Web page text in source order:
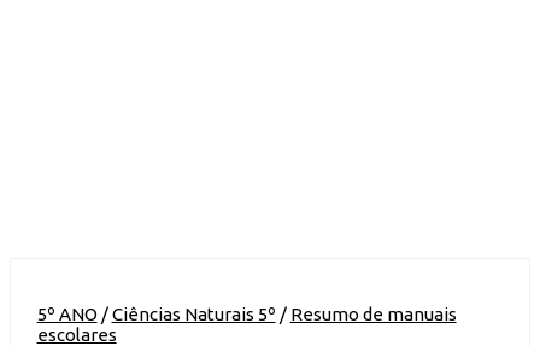
5º ANO /Ciências Naturais 5º / Resumo de manuais
escolares